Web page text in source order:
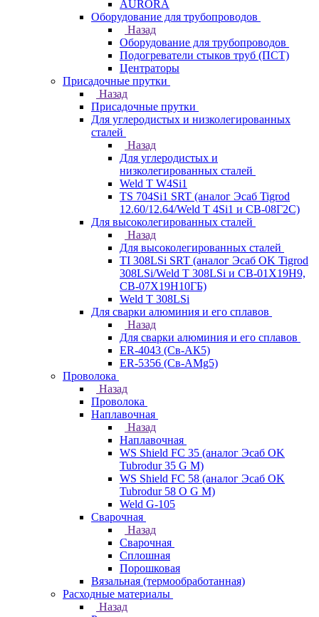
AURORA
Оборудование для трубопроводов
Назад
Оборудование для трубопроводов
Подогреватели стыков труб (ПСТ)
Центраторы
Присадочные прутки
Назад
Присадочные прутки
Для углеродистых и низколегированных
сталей
Назад
Для углеродистых и
низколегированных сталей
Weld T W4Si1
TS 704Si1 SRT (аналог Эсаб Tigrod
12.60/12.64/Weld T 4Si1 и СВ-08Г2С)
Для высоколегированных сталей
Назад
Для высоколегированных сталей
TI 308LSi SRT (аналог Эсаб OK Tigrod
308LSi/Weld T 308LSi и СВ-01Х19Н9,
СВ-07Х19Н10ГБ)
Weld T 308LSi
Для сварки алюминия и его сплавов
Назад
Для сварки алюминия и его сплавов
ER-4043 (Св-АК5)
ER-5356 (Св-АМg5)
Проволока
Назад
Проволока
Наплавочная
Назад
Наплавочная
WS Shield FC 35 (аналог Эсаб OK
Tubrodur 35 G M)
WS Shield FC 58 (аналог Эсаб OK
Tubrodur 58 O G M)
Weld G-105
Сварочная
Назад
Сварочная
Сплошная
Порошковая
Вязальная (термообработанная)
Расходные материалы
Назад